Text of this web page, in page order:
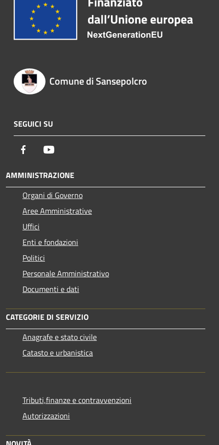
Comune di Sansepolcro
SEGUICI SU
Facebook
AMMINISTRAZIONE
Organi di Governo
Aree Amministrative
Uffici
Enti e fondazioni
Politici
Personale Amministrativo
Documenti e dati
CATEGORIE DI SERVIZIO
Anagrafe e stato civile
Catasto e urbanistica
Tributi,finanze e contravvenzioni
Autorizzazioni